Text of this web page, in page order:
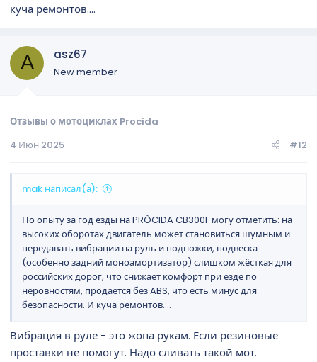
куча ремонтов....
A asz67
New member
Отзывы о мотоциклах Procida
4 Июн 2025
#12
mak написал(а):
По опыту за год езды на PRÒCIDA CB300F могу отметить: на
высоких оборотах двигатель может становиться шумным и
передавать вибрации на руль и подножки, подвеска
(особенно задний моноамортизатор) слишком жёсткая для
российских дорог, что снижает комфорт при езде по
неровностям, продаётся без ABS, что есть минус для
безопасности. И куча ремонтов....
Вибрация в руле - это жопа рукам. Если резиновые
проставки не помогут. Надо сливать такой мот.